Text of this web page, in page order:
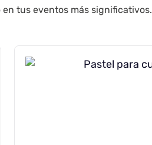
tus eventos más significativos.